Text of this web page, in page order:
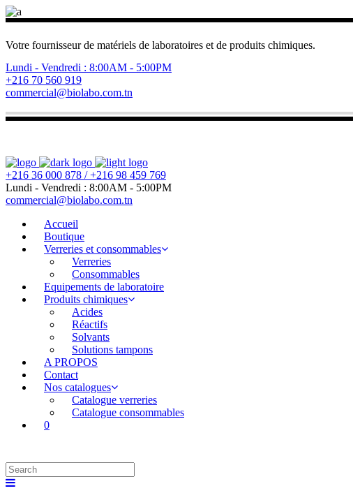
Votre fournisseur de matériels de laboratoires et de produits chimiques.
Lundi - Vendredi : 8:00AM - 5:00PM
+216 70 560 919
commercial@biolabo.com.tn
+216 36 000 878 / +216 98 459 769
Lundi - Vendredi : 8:00AM - 5:00PM
commercial@biolabo.com.tn
Accueil
Boutique
Verreries et consommables
Verreries
Consommables
Equipements de laboratoire
Produits chimiques
Acides
Réactifs
Solvants
Solutions tampons
A PROPOS
Contact
Nos catalogues
Catalogue verreries
Catalogue consommables
0